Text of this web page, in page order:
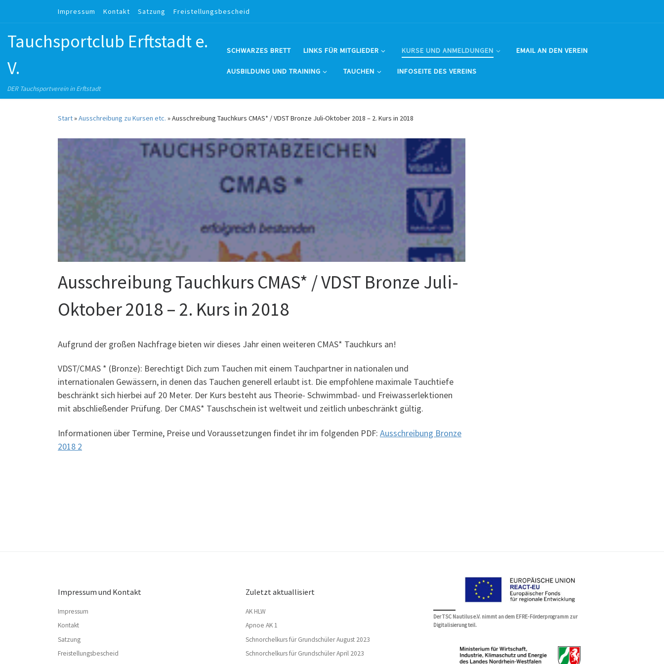
Zum Inhalt springenImpressum Kontakt Satzung Freistellungsbescheid
Tauchsportclub Erftstadt e.
V.
DER Tauchsportverein in Erftstadt
SCHWARZES BRETT LINKS FÜR MITGLIEDER KURSE UND ANMELDUNGEN EMAIL AN DEN VEREIN
AUSBILDUNG UND TRAINING TAUCHEN INFOSEITE DES VEREINS
Start»Ausschreibung zu Kursen etc. »Ausschreibung Tauchkurs CMAS* / VDST Bronze Juli-Oktober 2018 – 2. Kurs in 2018
Ausschreibung Tauchkurs CMAS* / VDST Bronze Juli-
Oktober 2018 – 2. Kurs in 2018
Aufgrund der großen Nachfrage bieten wir dieses Jahr einen weiteren CMAS* Tauchkurs an!
VDST/CMAS * (Bronze): Berechtigt Dich zum Tauchen mit einem Tauchpartner in nationalen und
internationalen Gewässern, in denen das Tauchen generell erlaubt ist. Die empfohlene maximale Tauchtiefe
beschränkt sich hierbei auf 20 Meter. Der Kurs besteht aus Theorie- Schwimmbad- und Freiwasserlektionen
mit abschließender Prüfung. Der CMAS* Tauschschein ist weltweit und zeitlich unbeschränkt gültig.
Informationen über Termine, Preise und Voraussetzungen findet ihr im folgenden PDF: Ausschreibung Bronze
2018 2
Impressum und Kontakt
Impressum
Kontakt
Satzung
Freistellungsbescheid
Zuletzt aktuallisiert
AK HLW
Apnoe AK 1
Schnorchelkurs für Grundschüler August 2023
Schnorchelkurs für Grundschüler April 2023
Der TSC Nautilus e.V. nimmt an dem EFRE-Förderprogramm zur
Digitalisierung teil.